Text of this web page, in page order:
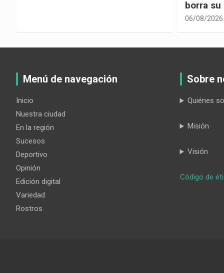
06/08/2026
Menú de navegación
Inicio
Nuestra ciudad
En la región
Sucesos
Deportivo
Opinión
Edición digital
Variedad
Rostros
Sobre
Quiénes
Misión
Visión
Código de